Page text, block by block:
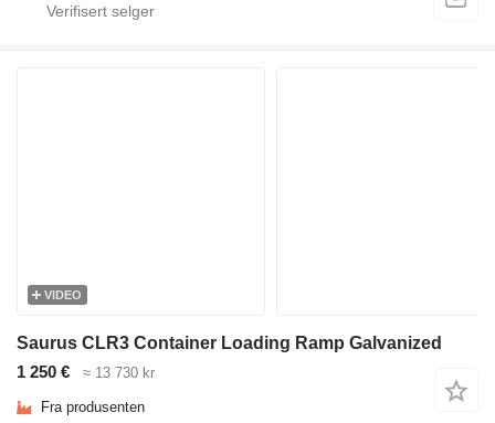
VIDEO
Saurus CLR3 Container Loading Ramp Galvanized
1 250 €
≈ 13 730 kr
Fra produsenten